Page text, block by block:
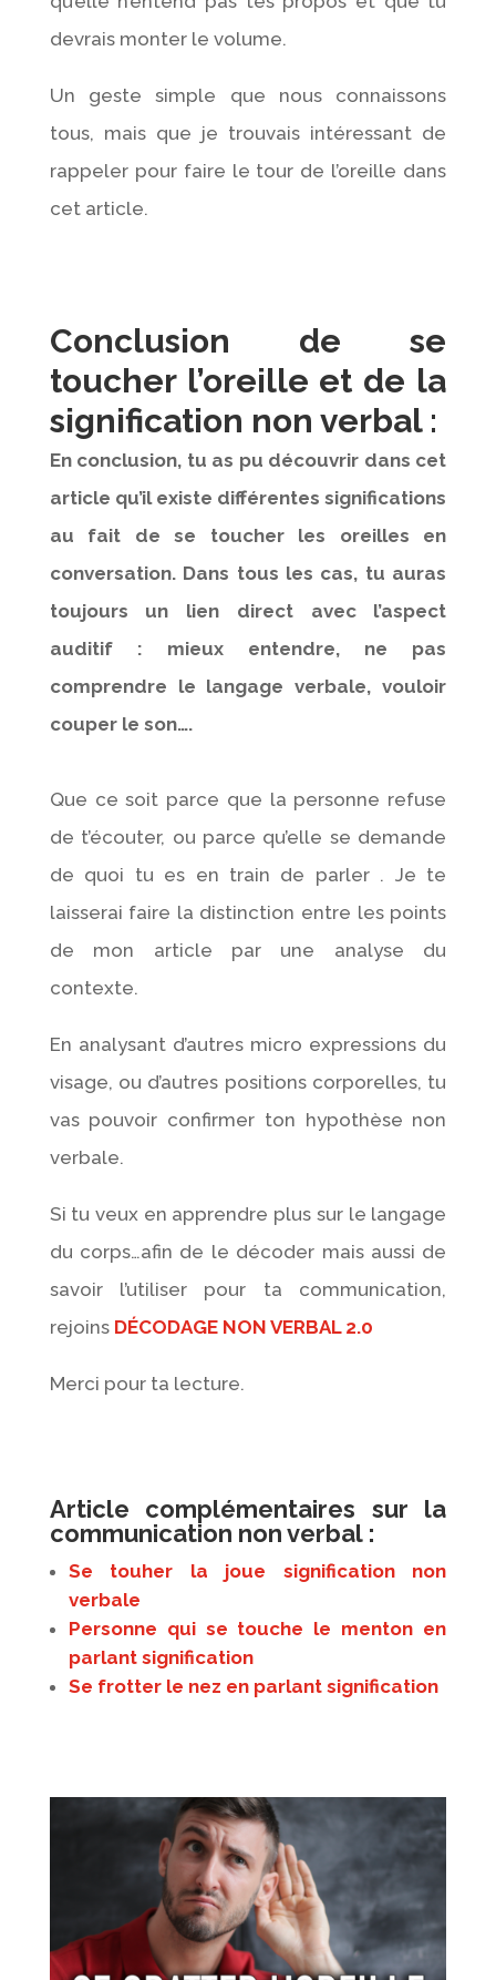
devrais monter le volume.
Un geste simple que nous connaissons
tous, mais que je trouvais intéressant de
rappeler pour faire le tour de l’oreille dans
cet article.
Conclusion de se
toucher l’oreille et de la
signification non verbal :
En conclusion, tu as pu découvrir dans cet
article qu’il existe différentes significations
au fait de se toucher les oreilles en
conversation. Dans tous les cas, tu auras
toujours un lien direct avec l’aspect
auditif : mieux entendre, ne pas
comprendre le langage verbale, vouloir
couper le son….
Que ce soit parce que la personne refuse
de t’écouter, ou parce qu’elle se demande
de quoi tu es en train de parler . Je te
laisserai faire la distinction entre les points
de mon article par une analyse du
contexte.
En analysant d’autres micro expressions du
visage, ou d’autres positions corporelles, tu
vas pouvoir confirmer ton hypothèse non
verbale.
Si tu veux en apprendre plus sur le langage
du corps…afin de le décoder mais aussi de
savoir l’utiliser pour ta communication,
rejoins DÉCODAGE NON VERBAL 2.0
Merci pour ta lecture.
Article complémentaires sur la
communication non verbal :
Se touher la joue signification non
verbale
Personne qui se touche le menton en
parlant signification
Se frotter le nez en parlant signification